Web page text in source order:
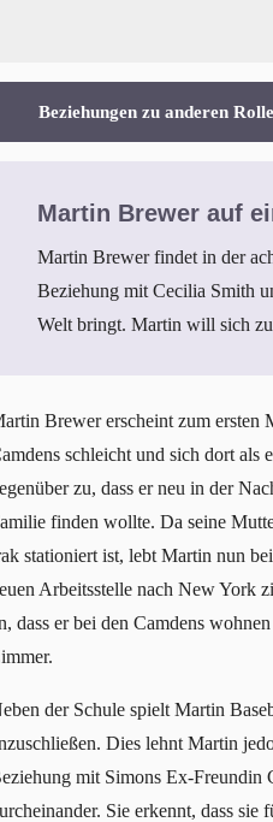
Beziehungen zu anderen
Martin Brewer auf
Martin Brewer findet in der
Beziehung mit Cecilia Smith
Welt bringt. Martin will sich
Brewer erscheint zum ersten
schleicht und sich dort als
zu, dass er neu in der
finden wollte. Da seine
stationiert ist, lebt Martin nun
Arbeitsstelle nach New York
dass er bei den Camdens
der Schule spielt Martin
Dies lehnt Martin
mit Simons Ex-Freundin
Sie erkennt, dass